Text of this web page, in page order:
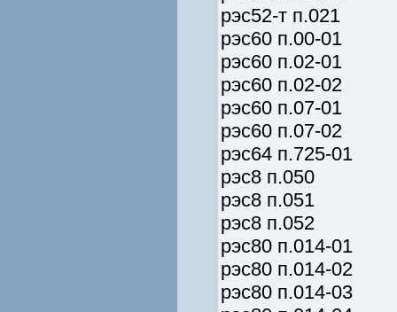
рэс52-т п.021
рэс60 п.00-01
рэс60 п.02-01
рэс60 п.02-02
рэс60 п.07-01
рэс60 п.07-02
рэс64 п.725-01
рэс8 п.050
рэс8 п.051
рэс8 п.052
рэс80 п.014-01
рэс80 п.014-02
рэс80 п.014-03